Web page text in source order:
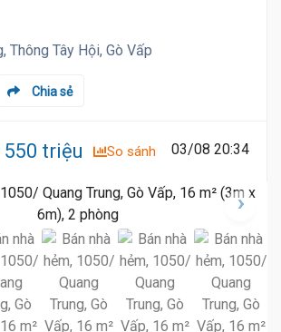
Thông Tây Hội, Gò Vấp
Chia sẻ
550 triệu So sánh 03/08 20:34